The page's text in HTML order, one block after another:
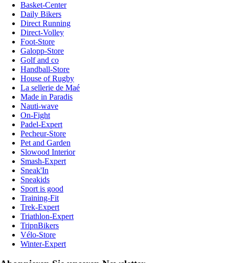
Basket-Center
Daily Bikers
Direct Running
Direct-Volley
Foot-Store
Galopp-Store
Golf and co
Handball-Store
House of Rugby
La sellerie de Maé
Made in Paradis
Nauti-wave
On-Fight
Padel-Expert
Pecheur-Store
Pet and Garden
Slowood Interior
Smash-Expert
Sneak'In
Sneakids
Sport is good
Training-Fit
Trek-Expert
Triathlon-Expert
TripnBikers
Vélo-Store
Winter-Expert